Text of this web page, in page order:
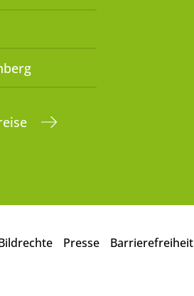
Presse Barrierefreiheit